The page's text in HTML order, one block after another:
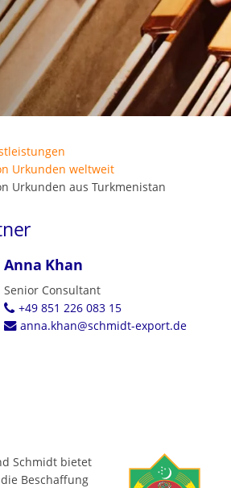
Urkunden weltweit
Urkunden aus Turkmenistan
Anna Khan
Senior Consultant
+49 851 226 083 15
anna.khan@schmidt-export.de
Schmidt bietet
Beschaffung